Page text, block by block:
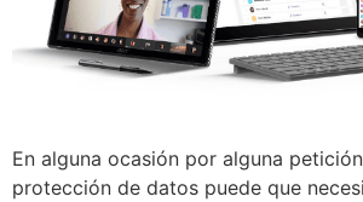
En alguna ocasión por alguna
protección de datos puede que